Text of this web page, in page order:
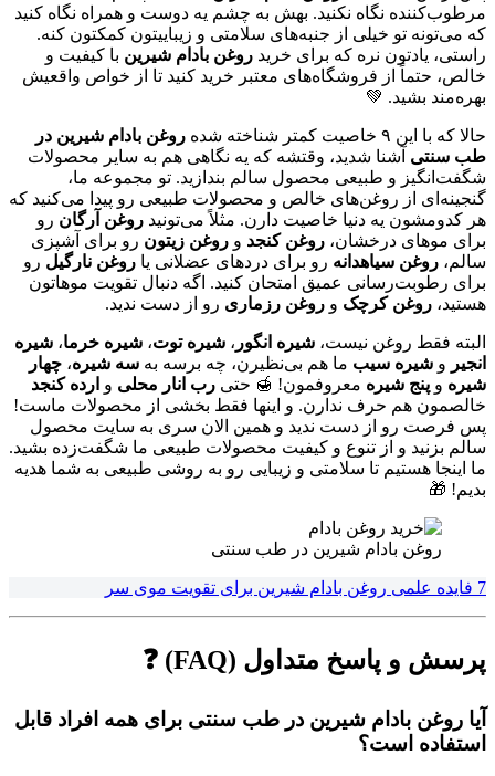
مرطوب‌کننده نگاه نکنید. بهش به چشم یه دوست و همراه نگاه کنید
که می‌تونه تو خیلی از جنبه‌های سلامتی و زیباییتون کمکتون کنه.
راستی، یادتون نره که برای خرید روغن بادام شیرین با کیفیت و
خالص، حتماً از فروشگاه‌های معتبر خرید کنید تا از خواص واقعیش
بهره‌مند بشید. 💚
حالا که با این ۹ خاصیت کمتر شناخته شده
روغن بادام شیرین در
طب سنتی آشنا شدید، وقتشه که یه نگاهی هم به سایر محصولات
شگفت‌انگیز و طبیعی محصول سالم بندازید. تو مجموعه ما،
گنجینه‌ای از روغن‌های خالص و محصولات طبیعی رو پیدا می‌کنید که
هر کدومشون یه دنیا خاصیت دارن. مثلاً می‌تونید روغن آرگان رو
برای موهای درخشان، روغن کنجد و روغن زیتون رو برای آشپزی
سالم، روغن سیاهدانه رو برای دردهای عضلانی یا روغن نارگیل رو
برای رطوبت‌رسانی عمیق امتحان کنید. اگه دنبال تقویت موهاتون
هستید، روغن کرچک و روغن رزماری رو از دست ندید.
البته فقط روغن نیست، شیره انگور ، شیره توت، شیره خرما، شیره
انجیر و شیره سیب ما هم بی‌نظیرن، چه برسه به سه شیره، چهار
شیره و پنج شیره معروفمون! 🍯 حتی رب انار محلی و ارده کنجد
خالصمون هم حرف ندارن. و اینها فقط بخشی از محصولات ماست!
پس فرصت رو از دست ندید و همین الان سری به سایت محصول
سالم بزنید و از تنوع و کیفیت محصولات طبیعی ما شگفت‌زده بشید.
ما اینجا هستیم تا سلامتی و زیبایی رو به روشی طبیعی به شما هدیه
بدیم! 🎁
روغن بادام شیرین در طب سنتی
7 فایده علمی روغن بادام شیرین برای تقویت موی سر
پرسش و پاسخ متداول (FAQ) ❓
آیا روغن بادام شیرین در طب سنتی برای همه افراد قابل
استفاده است؟